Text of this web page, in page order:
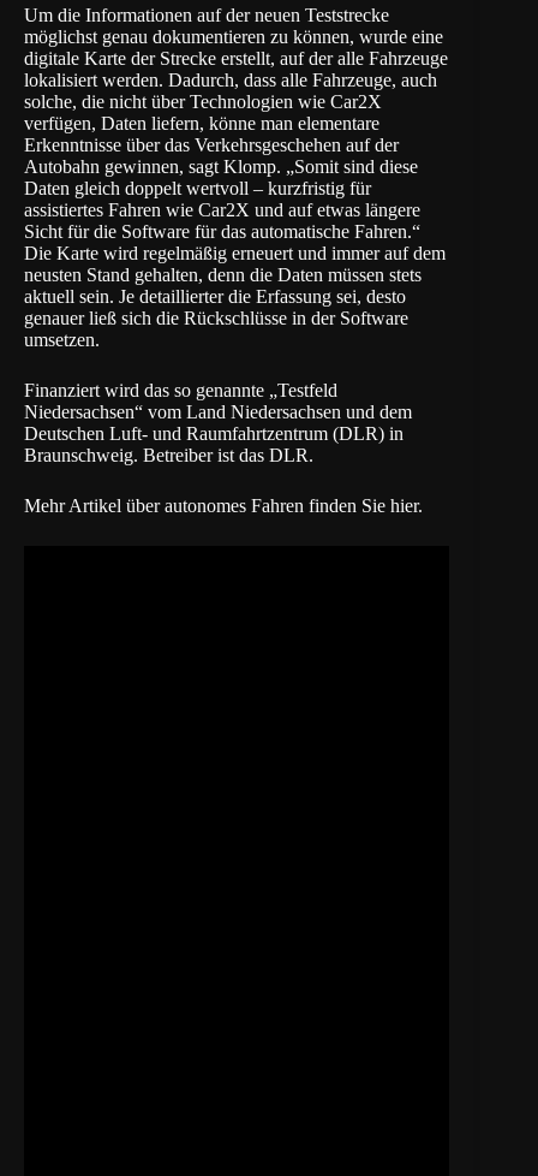
Um die Informationen auf der neuen Teststrecke
möglichst genau dokumentieren zu können, wurde eine
digitale Karte der Strecke erstellt, auf der alle Fahrzeuge
lokalisiert werden. Dadurch, dass alle Fahrzeuge, auch
solche, die nicht über Technologien wie Car2X
verfügen, Daten liefern, könne man elementare
Erkenntnisse über das Verkehrsgeschehen auf der
Autobahn gewinnen, sagt Klomp. „Somit sind diese
Daten gleich doppelt wertvoll – kurzfristig für
assistiertes Fahren wie Car2X und auf etwas längere
Sicht für die Software für das automatische Fahren.“
Die Karte wird regelmäßig erneuert und immer auf dem
neusten Stand gehalten, denn die Daten müssen stets
aktuell sein. Je detaillierter die Erfassung sei, desto
genauer ließ sich die Rückschlüsse in der Software
umsetzen.
Finanziert wird das so genannte „Testfeld
Niedersachsen“ vom Land Niedersachsen und dem
Deutschen Luft- und Raumfahrtzentrum (DLR) in
Braunschweig. Betreiber ist das DLR.
Mehr Artikel über autonomes Fahren finden Sie hier.